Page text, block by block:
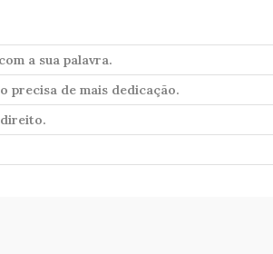
a sua palavra.
precisa de mais dedicação.
direito.